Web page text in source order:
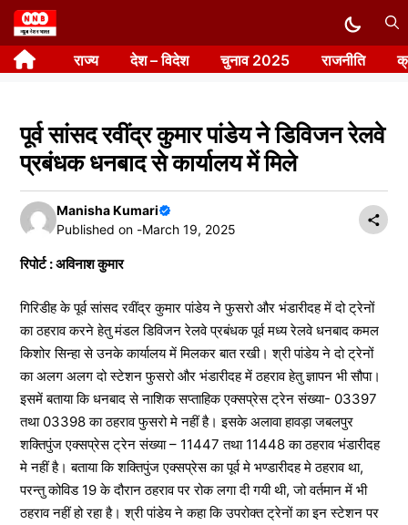
Skip
to
content राज्य देश – विदेश चुनाव 2025 राजनीति
पूर्व सांसद रवींद्र कुमार पांडेय ने डिविजन रेलवे
प्रबंधक धनबाद से कार्यालय में मिले
Manisha Kumari
Published on -March 19, 2025
रिपोर्ट : अविनाश कुमार
गिरिडीह के पूर्व सांसद रवींद्र कुमार पांडेय ने फुसरो और भंडारीदह में दो ट्रेनों
का ठहराव करने हेतु मंडल डिविजन रेलवे प्रबंधक पूर्व मध्य रेलवे धनबाद कमल
किशोर सिन्हा से उनके कार्यालय में मिलकर बात रखी। श्री पांडेय ने दो ट्रेनों
का अलग अलग दो स्टेशन फुसरो और भंडारीदह में ठहराव हेतु ज्ञापन भी सौपा।
इसमें बताया कि धनबाद से नाशिक सप्ताहिक एक्सप्रेस ट्रेन संख्या- 03397
तथा 03398 का ठहराव फुसरो मे नहीं है। इसके अलावा हावड़ा जबलपुर
शक्तिपुंज एक्सप्रेस ट्रेन संख्या – 11447 तथा 11448 का ठहराव भंडारीदह
मे नहीं है। बताया कि शक्तिपुंज एक्सप्रेस का पूर्व मे भण्डारीदह मे ठहराव था,
परन्तु कोविड 19 के दौरान ठहराव पर रोक लगा दी गयी थी, जो वर्तमान में भी
ठहराव नहीं हो रहा है। श्री पांडेय ने कहा कि उपरोक्त ट्रेनों का इन स्टेशन पर